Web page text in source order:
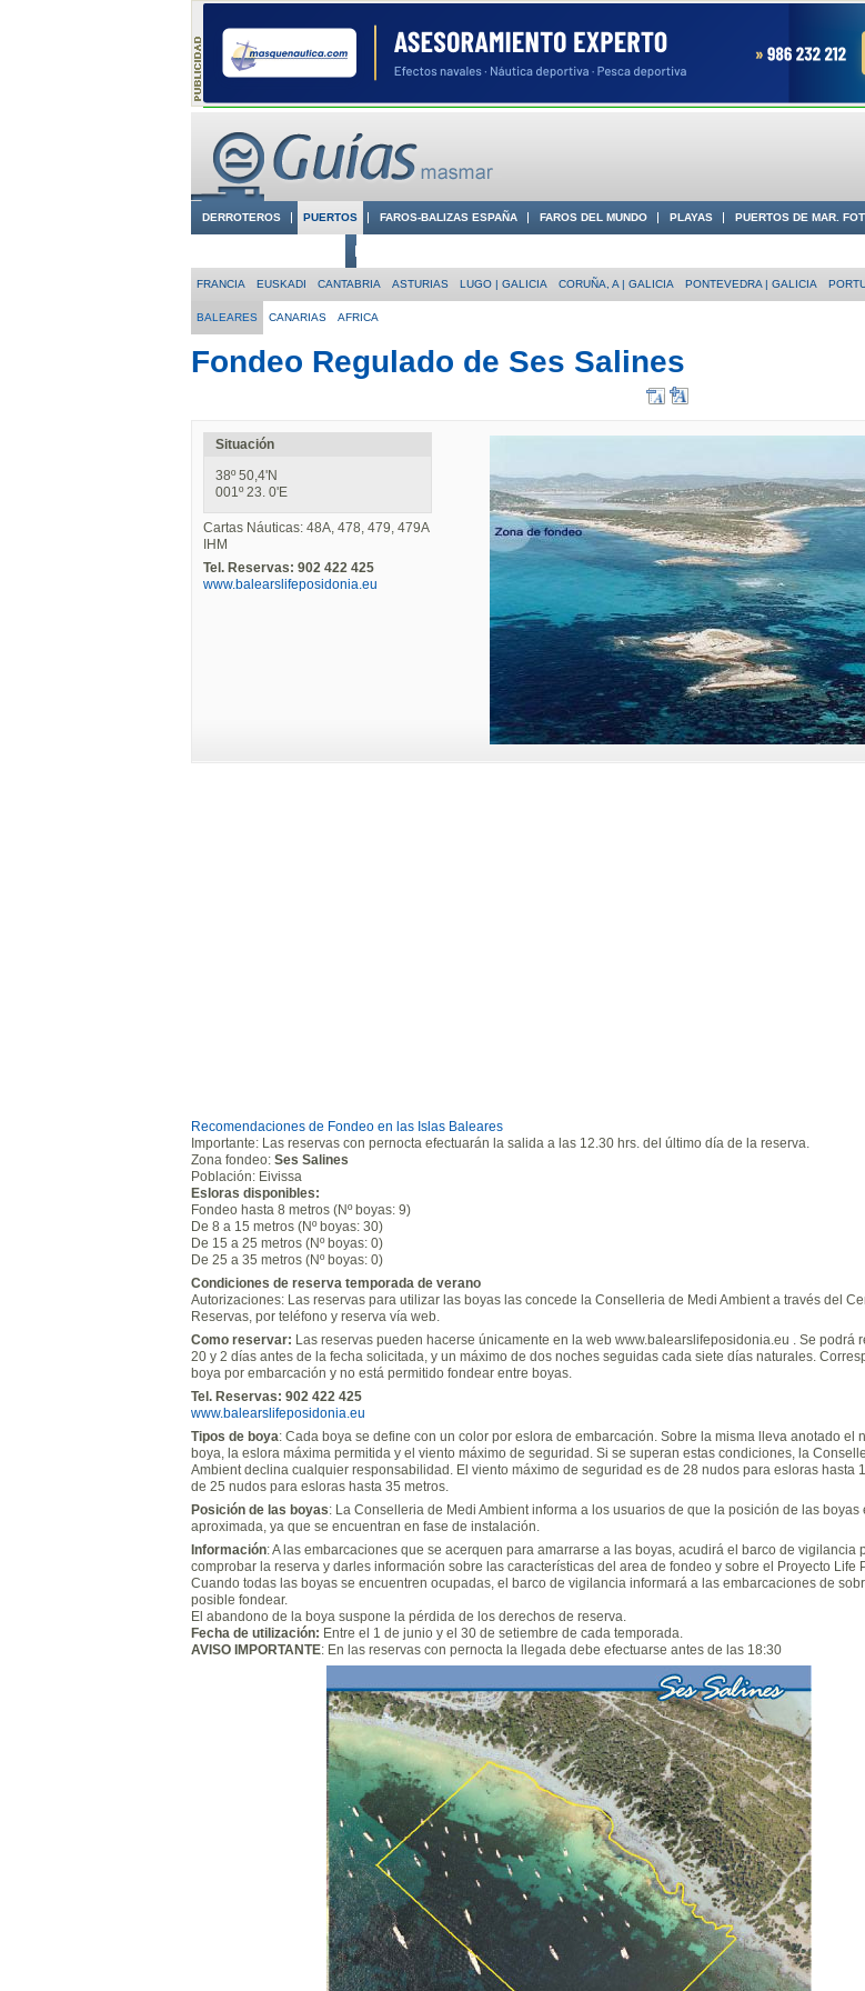
DERROTEROS PUERTOS FAROS-BALIZAS ESPAÑA FAROS DEL MUNDO PLAYAS PUERTOS DE MAR.
FRANCIA EUSKADI CANTABRIA ASTURIAS LUGO | GALICIA CORUÑA, A | GALICIA PONTEVEDRA | GALICIA
BALEARES CANARIAS AFRICA
Fondeo Regulado de Ses Salines
Situación
38º 50,4'N
001º 23. 0'E
Cartas Náuticas: 48A, 478, 479, 479A
IHM
Tel. Reservas: 902 422 425
www.balearslifeposidonia.eu
Recomendaciones de Fondeo en las Islas Baleares
Importante: Las reservas con pernocta efectuarán la salida a las 12.30 hrs. del último día de la reserva.
Zona fondeo: Ses Salines
Población: Eivissa
Esloras disponibles:
Fondeo hasta 8 metros (Nº boyas: 9)
De 8 a 15 metros (Nº boyas: 30)
De 15 a 25 metros (Nº boyas: 0)
De 25 a 35 metros (Nº boyas: 0)
Condiciones de reserva temporada de verano
Autorizaciones: Las reservas para utilizar las boyas las concede la Conselleria de Medi Ambient a través del
Reservas, por teléfono y reserva vía web.
Como reservar: Las reservas pueden hacerse únicamente en la web www.balearslifeposidonia.eu . Se podrá
20 y 2 días antes de la fecha solicitada, y un máximo de dos noches seguidas cada siete días naturales.
boya por embarcación y no está permitido fondear entre boyas.
Tel. Reservas: 902 422 425
www.balearslifeposidonia.eu
Tipos de boya: Cada boya se define con un color por eslora de embarcación. Sobre la misma lleva anotado el
boya, la eslora máxima permitida y el viento máximo de seguridad. Si se superan estas condiciones, la
Ambient declina cualquier responsabilidad. El viento máximo de seguridad es de 28 nudos para esloras hasta
de 25 nudos para esloras hasta 35 metros.
Posición de las boyas: La Conselleria de Medi Ambient informa a los usuarios de que la posición de las boyas
aproximada, ya que se encuentran en fase de instalación.
Información: A las embarcaciones que se acerquen para amarrarse a las boyas, acudirá el barco de vigilancia
comprobar la reserva y darles información sobre las características del area de fondeo y sobre el Proyecto Life
Cuando todas las boyas se encuentren ocupadas, el barco de vigilancia informará a las embarcaciones de
posible fondear.
El abandono de la boya suspone la pérdida de los derechos de reserva.
Fecha de utilización: Entre el 1 de junio y el 30 de setiembre de cada temporada.
AVISO IMPORTANTE: En las reservas con pernocta la llegada debe efectuarse antes de las 18:30